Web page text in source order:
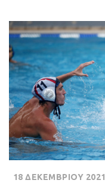
18 ΔΕΚΕΜΒΡΙΟΥ 2021